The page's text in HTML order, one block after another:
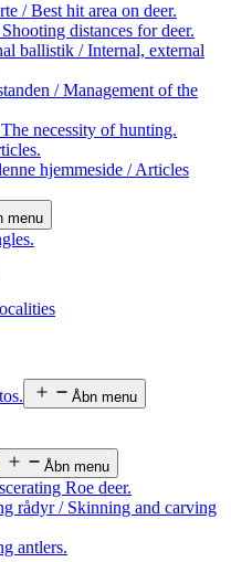
/ Best hit area on deer.
distances for deer.
ballistik / Internal, external
/ Management of the
necessity of hunting.
hjemmeside / Articles
menu
Åbn menu
Åbn menu
Roe deer.
rådyr / Skinning and carving
antlers.